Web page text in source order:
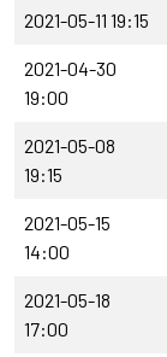
2021-05-11 19:15
2021-04-30
19:00
2021-05-08
19:15
2021-05-15
14:00
2021-05-18
17:00